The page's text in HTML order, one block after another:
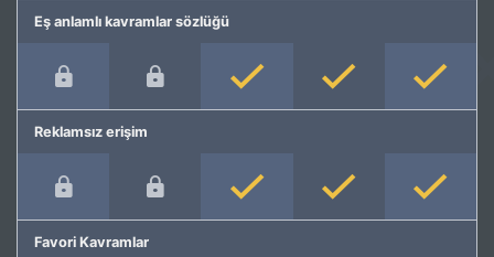
Eş anlamlı kavramlar sözlüğü
Reklamsız erişim
Favori Kavramlar